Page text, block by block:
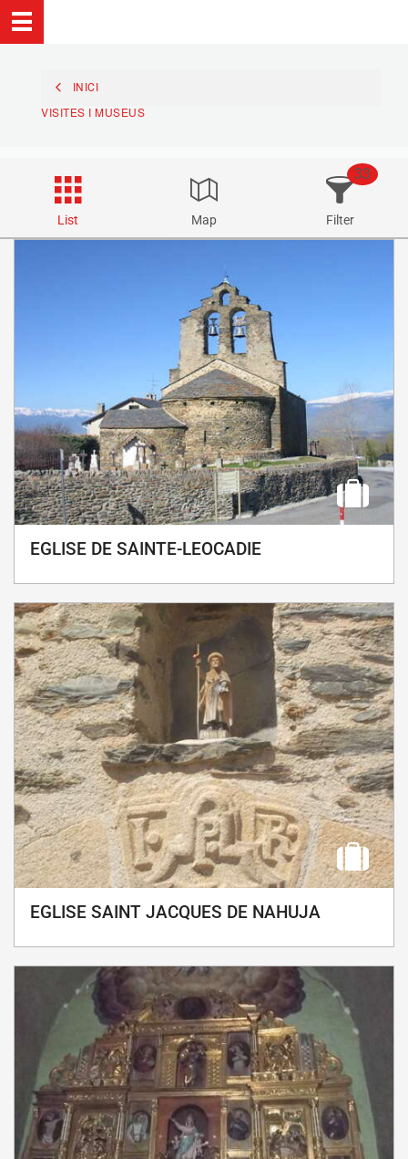
INICI
VISITES I MUSEUS
List Map Filter
33
EGLISE DE SAINTE-LEOCADIE
EGLISE SAINT JACQUES DE NAHUJA